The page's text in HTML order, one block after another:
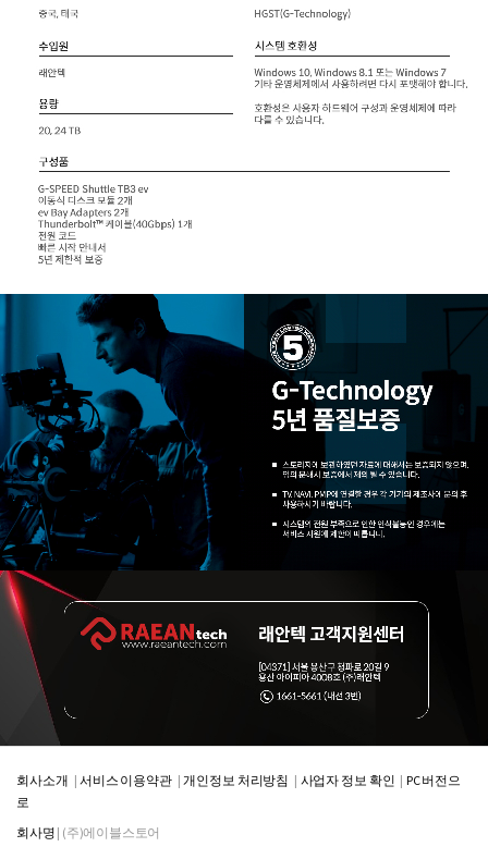
회사소개 서비스 이용약관 개인정보 처리방침 사업자 정보 확인
PC 버전으
로
회사명 | (주)에이블스토어